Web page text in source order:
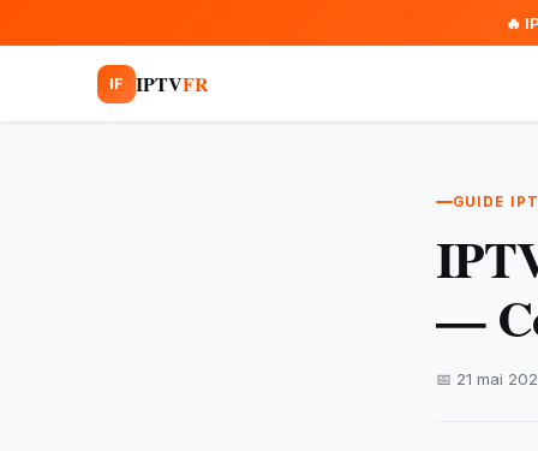
🔥
IF IPTVFR
GUIDE
—
📅 21 mai